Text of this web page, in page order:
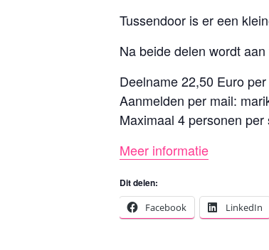
Tussendoor is er een
Na beide delen wordt
Deelname 22,50 Euro
Aanmelden per mail:
Maximaal 4 personen per
Meer informatie
Dit delen:
Facebook
LinkedIn